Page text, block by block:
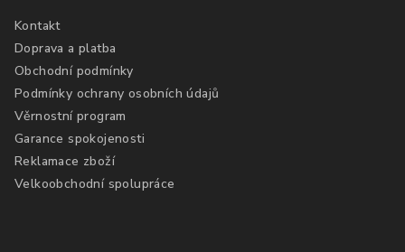
Kontakt
Doprava a platba
Obchodní podmínky
Podmínky ochrany osobních údajů
Věrnostní program
Garance spokojenosti
Reklamace zboží
Velkoobchodní spolupráce